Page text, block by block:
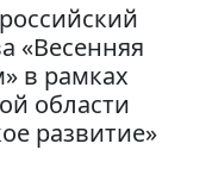
«Весенняя
в рамках
области
развитие»